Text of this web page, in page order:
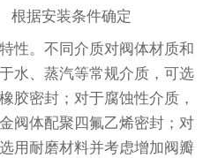
根据安装条件确定
性。不同介质对阀体材质和
水、蒸汽等常规介质，可选
胶密封；对于腐蚀性介质，
阀体配聚四氟乙烯密封；对
用耐磨材料并考虑增加阀瓣